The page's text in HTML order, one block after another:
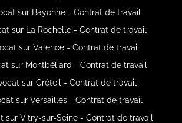
sur Bayonne - Contrat de travail
sur La Rochelle - Contrat de travail
sur Valence - Contrat de travail
sur Montbéliard - Contrat de travail
sur Créteil - Contrat de travail
sur Versailles - Contrat de travail
sur Vitry-sur-Seine - Contrat de travail